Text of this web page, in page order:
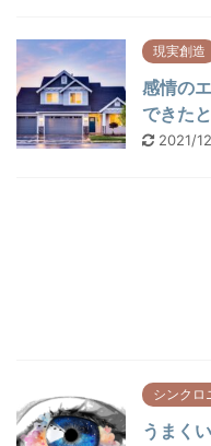
現実創造
感情の
できた
2021/
シンクロ
うまく